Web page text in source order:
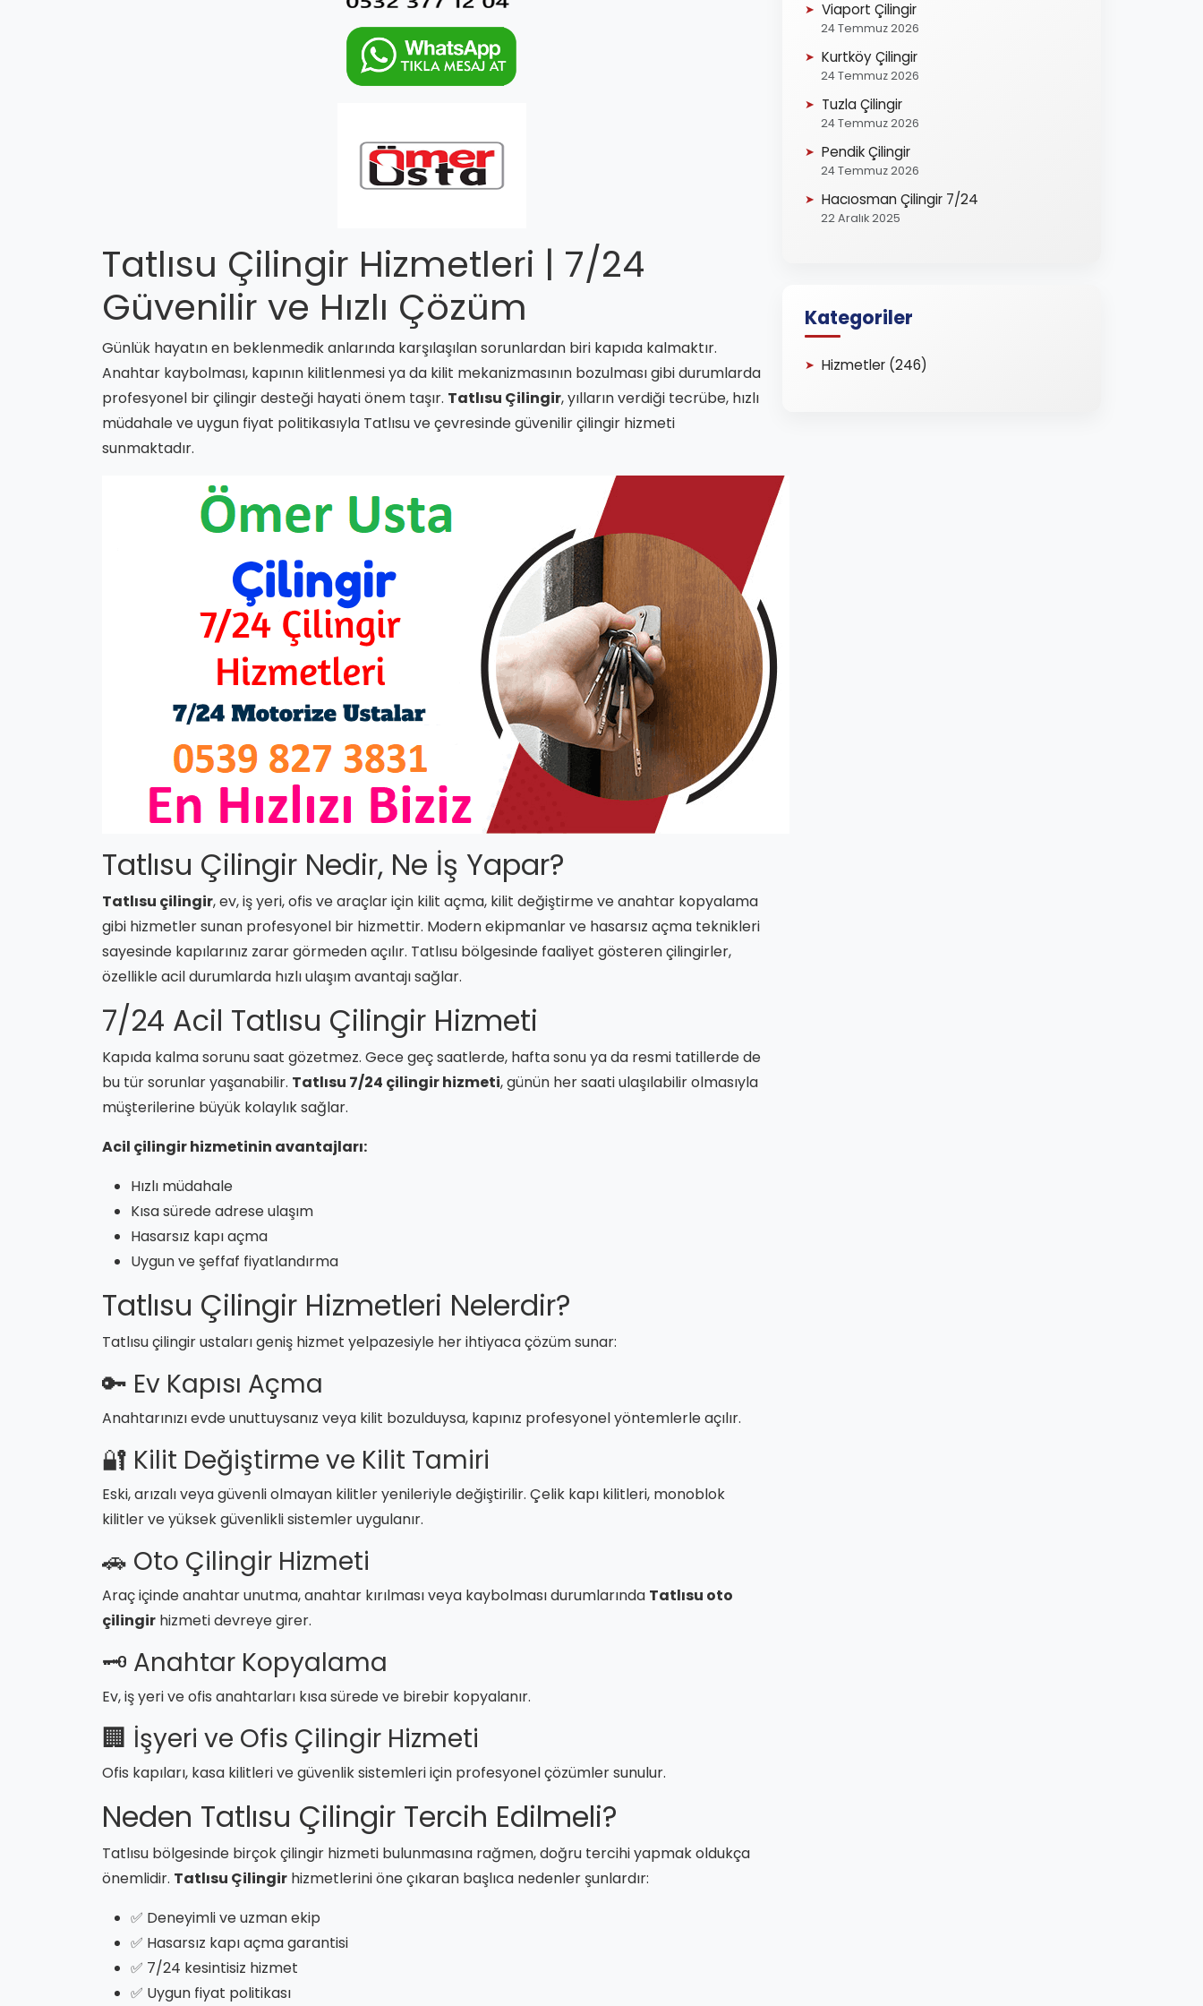
Tatlısu Çilingir Hizmetleri | 7/24
Güvenilir ve Hızlı Çözüm
Günlük hayatın en beklenmedik anlarında karşılaşılan sorunlardan biri kapıda kalmaktır.
Anahtar kaybolması, kapının kilitlenmesi ya da kilit mekanizmasının bozulması gibi durumlarda
profesyonel bir çilingir desteği hayati önem taşır. Tatlısu Çilingir, yılların verdiği tecrübe, hızlı
müdahale ve uygun fiyat politikasıyla Tatlısu ve çevresinde güvenilir çilingir hizmeti
sunmaktadır.
Tatlısu Çilingir Nedir, Ne İş Yapar?
Tatlısu çilingir, ev, iş yeri, ofis ve araçlar için kilit açma, kilit değiştirme ve anahtar kopyalama
gibi hizmetler sunan profesyonel bir hizmettir. Modern ekipmanlar ve hasarsız açma teknikleri
sayesinde kapılarınız zarar görmeden açılır. Tatlısu bölgesinde faaliyet gösteren çilingirler,
özellikle acil durumlarda hızlı ulaşım avantajı sağlar.
7/24 Acil Tatlısu Çilingir Hizmeti
Kapıda kalma sorunu saat gözetmez. Gece geç saatlerde, hafta sonu ya da resmi tatillerde de
bu tür sorunlar yaşanabilir. Tatlısu 7/24 çilingir hizmeti, günün her saati ulaşılabilir olmasıyla
müşterilerine büyük kolaylık sağlar.
Acil çilingir hizmetinin avantajları:
Hızlı müdahale
Kısa sürede adrese ulaşım
Hasarsız kapı açma
Uygun ve şeffaf fiyatlandırma
Tatlısu Çilingir Hizmetleri Nelerdir?
Tatlısu çilingir ustaları geniş hizmet yelpazesiyle her ihtiyaca çözüm sunar:
🔑 Ev Kapısı Açma
Anahtarınızı evde unuttuysanız veya kilit bozulduysa, kapınız profesyonel yöntemlerle açılır.
🔐 Kilit Değiştirme ve Kilit Tamiri
Eski, arızalı veya güvenli olmayan kilitler yenileriyle değiştirilir. Çelik kapı kilitleri, monoblok
kilitler ve yüksek güvenlikli sistemler uygulanır.
🚗 Oto Çilingir Hizmeti
Araç içinde anahtar unutma, anahtar kırılması veya kaybolması durumlarında Tatlısu oto
çilingir hizmeti devreye girer.
🗝️ Anahtar Kopyalama
Ev, iş yeri ve ofis anahtarları kısa sürede ve birebir kopyalanır.
🏢 İşyeri ve Ofis Çilingir Hizmeti
Ofis kapıları, kasa kilitleri ve güvenlik sistemleri için profesyonel çözümler sunulur.
Neden Tatlısu Çilingir Tercih Edilmeli?
Tatlısu bölgesinde birçok çilingir hizmeti bulunmasına rağmen, doğru tercihi yapmak oldukça
önemlidir. Tatlısu Çilingir hizmetlerini öne çıkaran başlıca nedenler şunlardır:
✅ Deneyimli ve uzman ekip
✅ Hasarsız kapı açma garantisi
✅ 7/24 kesintisiz hizmet
✅ Uygun fiyat politikası
Viaport Çilingir
24 Temmuz 2026
Kurtköy Çilingir
24 Temmuz 2026
Tuzla Çilingir
24 Temmuz 2026
Pendik Çilingir
24 Temmuz 2026
Hacıosman Çilingir 7/24
22 Aralık 2025
Kategoriler
Hizmetler (246)